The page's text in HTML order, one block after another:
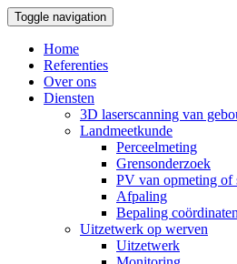
Toggle navigation
Home
Referenties
Over ons
Diensten
3D laserscanning van
Landmeetkunde
Perceelmeting
Grensonderzoek
PV van opmeting of
Afpaling
Bepaling
Uitzetwerk op werven
Uitzetwerk